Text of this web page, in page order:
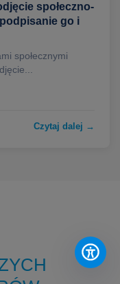
społeczno-
go i
społecznymi
Czytaj dalej →